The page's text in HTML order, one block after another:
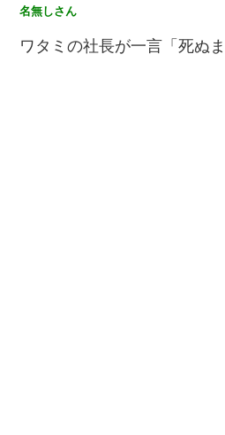
名無しさん
ワタミの社長が一言「死ぬま